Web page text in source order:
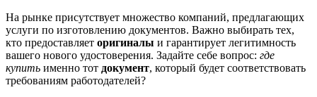
На рынке присутствует множество компаний, предлагающих
услуги по изготовлению документов. Важно выбирать тех,
кто предоставляет оригиналы и гарантирует легитимность
вашего нового удостоверения. Задайте себе вопрос: где
купить именно тот документ, который будет соответствовать
требованиям работодателей?